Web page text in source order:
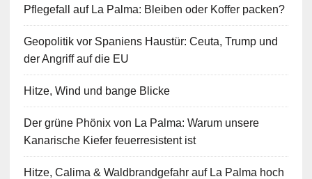
Pflegefall auf La Palma: Bleiben oder Koffer packen?
Geopolitik vor Spaniens Haustür: Ceuta, Trump und
der Angriff auf die EU
Hitze, Wind und bange Blicke
Der grüne Phönix von La Palma: Warum unsere
Kanarische Kiefer feuerresistent ist
Hitze, Calima & Waldbrandgefahr auf La Palma hoch